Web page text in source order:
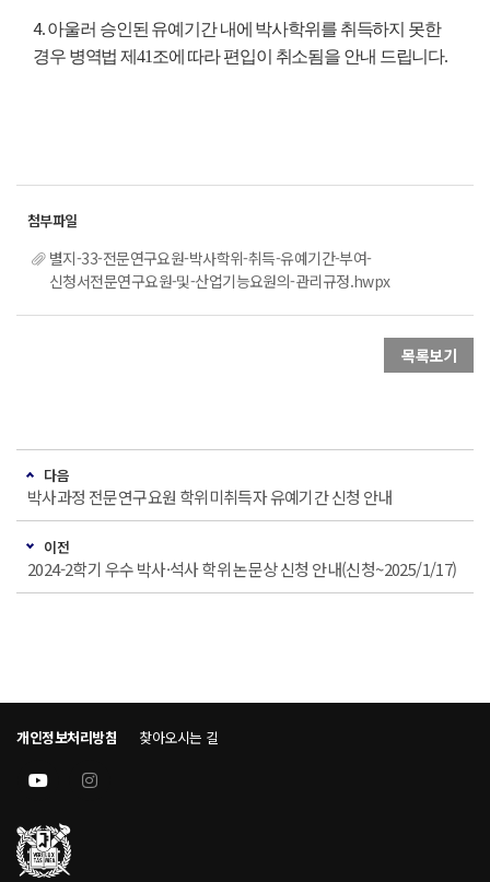
4. 아울러 승인된 유예기간 내에 박사학위를 취득하지 못한
경우 병역법 제41조에 따라 편입이 취소됨을 안내 드립니다.
별지-33-전문연구요원-박사학위-취득-유예기간-부여-
신청서전문연구요원-및-산업기능요원의-관리규정.hwpx
목록보기
다음
박사과정 전문연구요원 학위미취득자 유예기간 신청 안내
이전
2024-2학기 우수 박사·석사 학위 논문상 신청 안내(신청~2025/1/17)
개인정보처리방침 찾아오시는 길